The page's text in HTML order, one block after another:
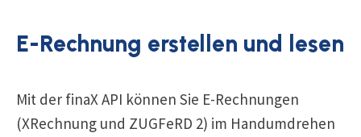
E-Rechnung erstellen und lesen
Mit der finaX API können Sie E-Rechnungen
(XRechnung und ZUGFeRD 2) im Handumdrehen